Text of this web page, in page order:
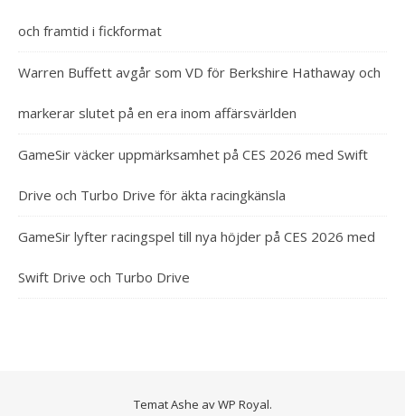
och framtid i fickformat
Warren Buffett avgår som VD för Berkshire Hathaway och
markerar slutet på en era inom affärsvärlden
GameSir väcker uppmärksamhet på CES 2026 med Swift
Drive och Turbo Drive för äkta racingkänsla
GameSir lyfter racingspel till nya höjder på CES 2026 med
Swift Drive och Turbo Drive
Temat Ashe avWP Royal.